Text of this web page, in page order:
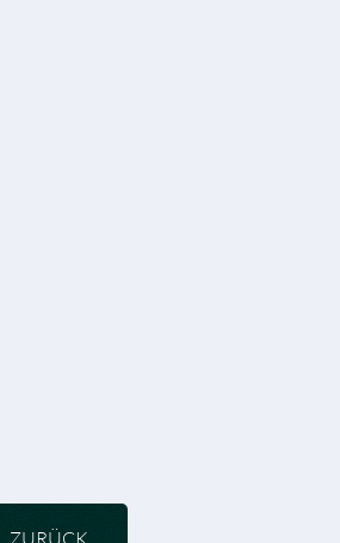
ZURÜCK